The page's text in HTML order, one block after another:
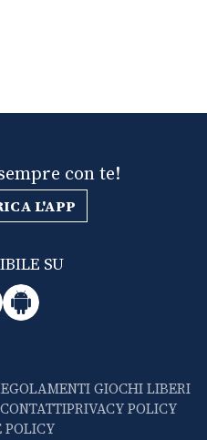
con te!
L'APP
SU
GIOCHI LIBERI
CONTATTIPRIVACY POLICY
POLICY